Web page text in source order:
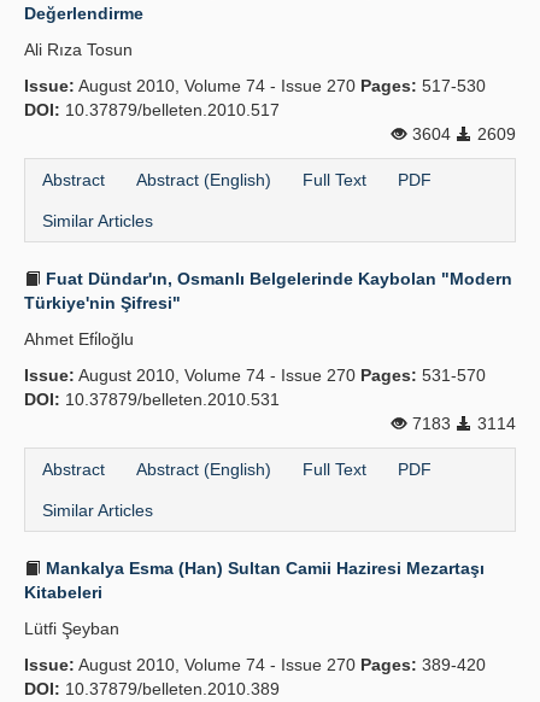
Değerlendirme
Ali Rıza Tosun
Issue: August 2010, Volume 74 - Issue 270 Pages: 517-530
DOI: 10.37879/belleten.2010.517
3604
2609
Abstract Abstract (English) Full Text PDF
Similar Articles
Fuat Dündar'ın, Osmanlı Belgelerinde Kaybolan "Modern
Türkiye'nin Şifresi"
Ahmet Efi̇loğlu
Issue: August 2010, Volume 74 - Issue 270 Pages: 531-570
DOI: 10.37879/belleten.2010.531
7183
3114
Abstract Abstract (English) Full Text PDF
Similar Articles
Mankalya Esma (Han) Sultan Camii Haziresi Mezartaşı
Kitabeleri
Lütfi Şeyban
Issue: August 2010, Volume 74 - Issue 270 Pages: 389-420
DOI: 10.37879/belleten.2010.389